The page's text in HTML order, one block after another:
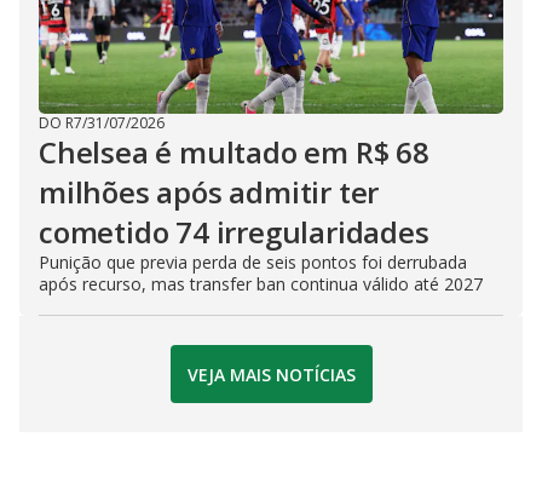
DO R7/31/07/2026
Chelsea é multado em R$ 68
milhões após admitir ter
cometido 74 irregularidades
Punição que previa perda de seis pontos foi derrubada
após recurso, mas transfer ban continua válido até 2027
VEJA MAIS NOTÍCIAS